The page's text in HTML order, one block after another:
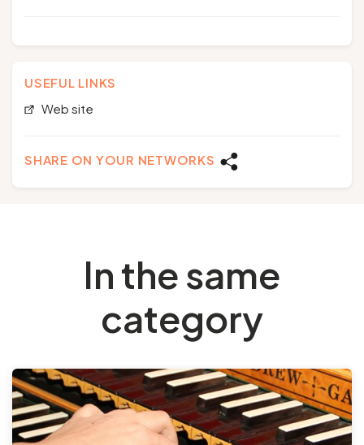
USEFUL LINKS
Web site
SHARE ON YOUR NETWORKS
In the same
category